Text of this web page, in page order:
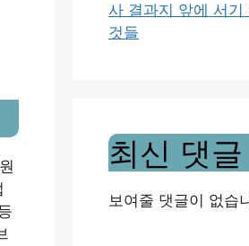
사 결과지 앞에 서
것들
최신 댓글
보여줄 댓글이 없습